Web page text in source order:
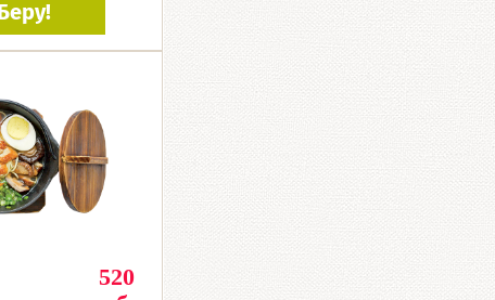
Беру!
520